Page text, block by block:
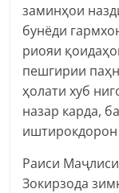
заминҳои
бунёди
риояи
пешгирии
ҳолати хуб
назар карда,
иштирокдорон
Раиси
Зокирзода